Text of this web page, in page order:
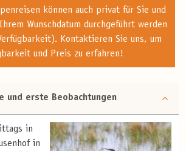
können auch privat für Sie und
Wunschdatum durchgeführt werden
Kontaktieren Sie uns, um
und Preis zu erfahren!
und erste Beobachtungen
in
in